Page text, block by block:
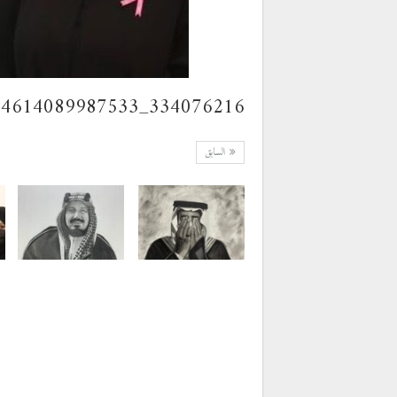
334076216_554614089987533_1631595103562107280_n
السابق